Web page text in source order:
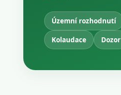
Územní rozhodnutí
Kolaudace
Dozor